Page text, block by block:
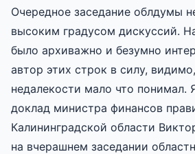
Очередное заседание облдумы
высоким градусом дискуссий.
было архиважно и безумно
автор этих строк в силу,
недалекости мало что понимал.
доклад министра финансов
Калининградской области
на вчерашнем заседании